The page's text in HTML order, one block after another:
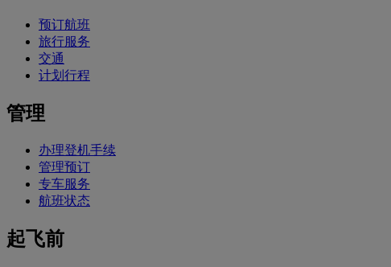
预订航班
旅行服务
交通
计划行程
管理
办理登机手续
管理预订
专车服务
航班状态
起飞前